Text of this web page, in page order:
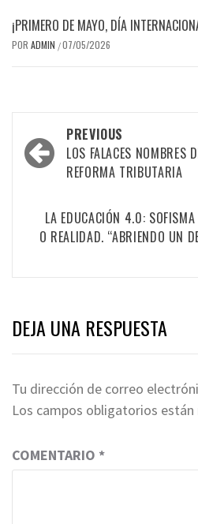
¡PRIMERO DE MAYO, DÍA
POR ADMIN /07/05/2026
Post
navigation
PREVIOUS
LOS FALACES NOMBRES
REFORMA TRIBUTARIA
LA EDUCACIÓN 4.0:
O REALIDAD. “ABRIENDO UN
DEJA UNA RESPUESTA
Tu dirección de correo
Los campos obligatorios están
COMENTARIO *